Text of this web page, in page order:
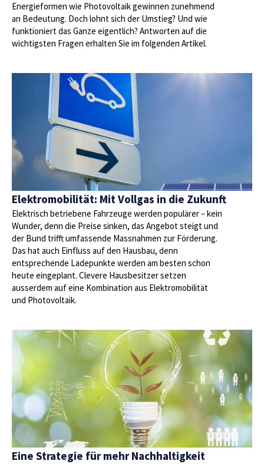
Energieformen wie Photovoltaik gewinnen zunehmend
an Bedeutung. Doch lohnt sich der Umstieg? Und wie
funktioniert das Ganze eigentlich? Antworten auf die
wichtigsten Fragen erhalten Sie im folgenden Artikel.
Elektromobilität: Mit Vollgas in die Zukunft
Elektrisch betriebene Fahrzeuge werden populärer – kein
Wunder, denn die Preise sinken, das Angebot steigt und
der Bund trifft umfassende Massnahmen zur Förderung.
Das hat auch Einfluss auf den Hausbau, denn
entsprechende Ladepunkte werden am besten schon
heute eingeplant. Clevere Hausbesitzer setzen
ausserdem auf eine Kombination aus Elektromobilität
und Photovoltaik.
Eine Strategie für mehr Nachhaltigkeit